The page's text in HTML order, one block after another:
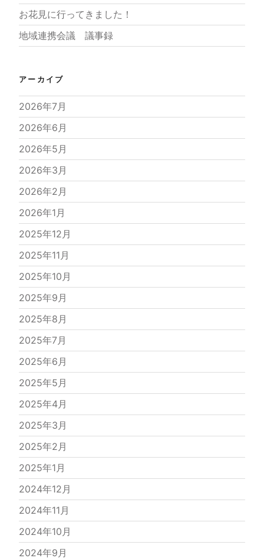
お花見に行ってきました！
地域連携会議 議事録
アーカイブ
2026年7月
2026年6月
2026年5月
2026年3月
2026年2月
2026年1月
2025年12月
2025年11月
2025年10月
2025年9月
2025年8月
2025年7月
2025年6月
2025年5月
2025年4月
2025年3月
2025年2月
2025年1月
2024年12月
2024年11月
2024年10月
2024年9月